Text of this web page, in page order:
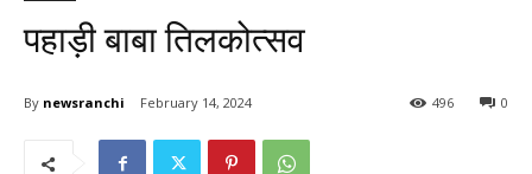
पहाड़ी बाबा तिलकोत्सव
By newsranchi February 14, 2024 0
496